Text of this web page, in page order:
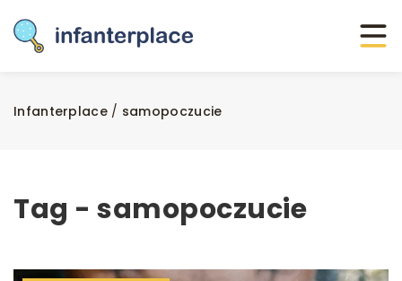
Infanterplace/ samopoczucie
Tag - samopoczucie